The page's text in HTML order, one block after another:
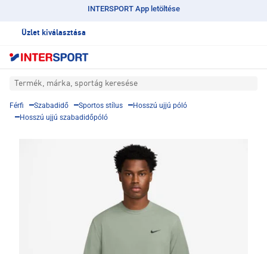
INTERSPORT App letöltése
Üzlet kiválasztása
Termék, márka, sportág keresése
Férfi Szabadidő Sportos stílus
Hosszú ujjú póló
Hosszú ujjú szabadidőpóló